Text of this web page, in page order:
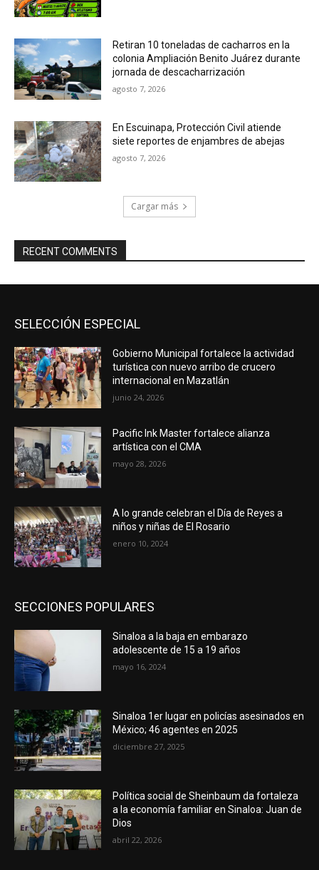
Retiran 10 toneladas de cacharros en la
colonia Ampliación Benito Juárez durante
jornada de descacharrización
agosto 7, 2026
En Escuinapa, Protección Civil atiende
siete reportes de enjambres de abejas
agosto 7, 2026
Cargar más
RECENT COMMENTS
SELECCIÓN ESPECIAL
Gobierno Municipal fortalece la actividad
turística con nuevo arribo de crucero
internacional en Mazatlán
junio 24, 2026
Pacific Ink Master fortalece alianza
artística con el CMA
mayo 28, 2026
A lo grande celebran el Día de Reyes a
niños y niñas de El Rosario
enero 10, 2024
SECCIONES POPULARES
Sinaloa a la baja en embarazo
adolescente de 15 a 19 años
mayo 16, 2024
Sinaloa 1er lugar en policías asesinados en
México; 46 agentes en 2025
diciembre 27, 2025
Política social de Sheinbaum da fortaleza
a la economía familiar en Sinaloa: Juan de
Dios
abril 22, 2026